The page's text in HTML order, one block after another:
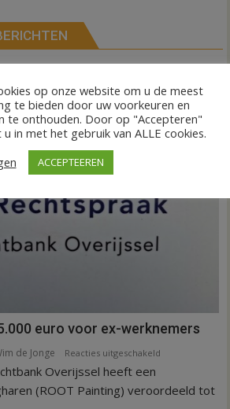
euro voor ex-werknemers
de Jonge Reacties uitgeschakeld
75.000
Overijssel heeft een
(ROOT Painting) veroordeeld tot
op onze website om u de meest
te bieden door uw voorkeuren en
te onthouden. Door op "Accepteren"
in met het gebruik van ALLE cookies.
ACCEPTEEREN